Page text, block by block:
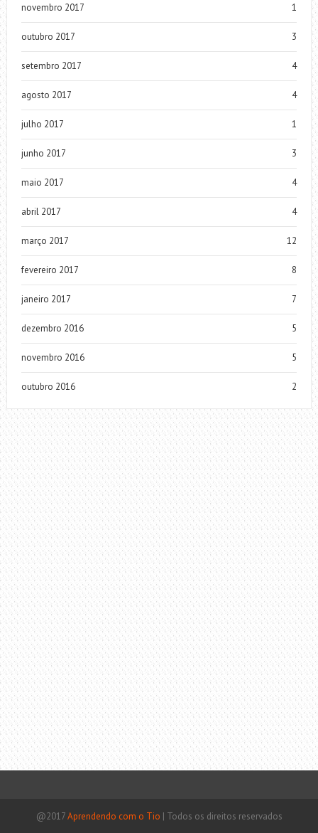
novembro 2017 1
outubro 2017 3
setembro 2017 4
agosto 2017 4
julho 2017 1
junho 2017 3
maio 2017 4
abril 2017 4
março 2017 12
fevereiro 2017 8
janeiro 2017 7
dezembro 2016 5
novembro 2016 5
outubro 2016 2
@2017Aprendendo com o Tio | Todos os direitos reservados